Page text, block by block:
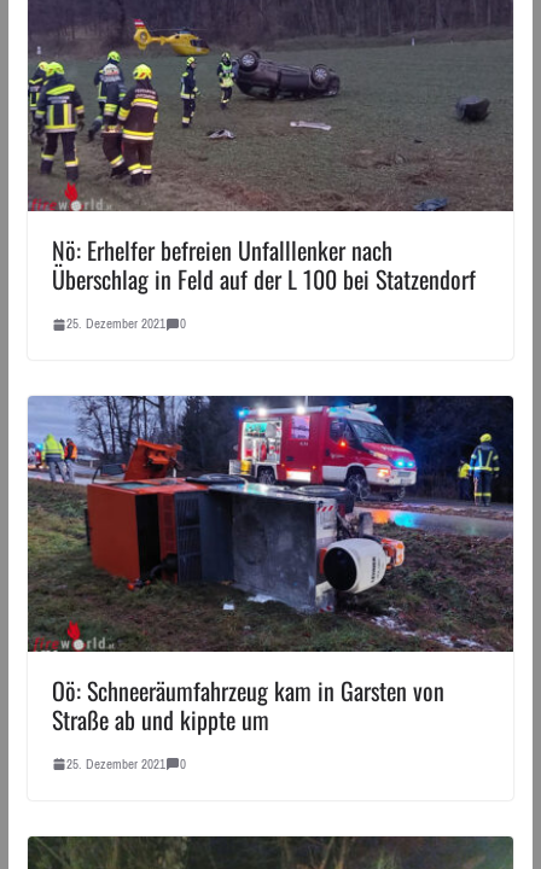
Nö: Erhelfer befreien Unfalllenker nach
Überschlag in Feld auf der L 100 bei Statzendorf
25. Dezember 2021 0
Oö: Schneeräum­fahrzeug kam in Garsten von
Straße ab und kippte um
25. Dezember 2021 0